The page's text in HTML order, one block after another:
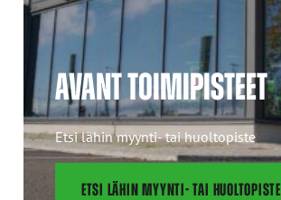
AVANT TOIMIPISTEET
Etsi lähin myynti- tai huoltopiste
ETSI LÄHIN MYYNTI- TAI HUOLTOPISTE